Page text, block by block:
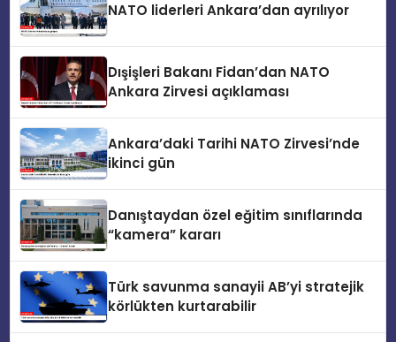
NATO liderleri Ankara’dan ayrılıyor
Dışişleri Bakanı Fidan’dan NATO
Ankara Zirvesi açıklaması
Ankara’daki Tarihi NATO Zirvesi’nde
ikinci gün
Danıştaydan özel eğitim sınıflarında
“kamera” kararı
Türk savunma sanayii AB’yi stratejik
körlükten kurtarabilir